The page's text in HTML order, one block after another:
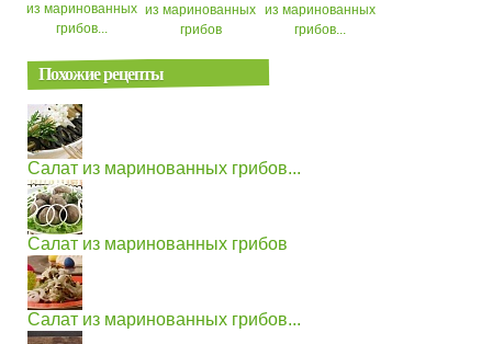
из маринованных
грибов...
из маринованных
грибов
из маринованных
грибов...
Похожие рецепты
Салат из маринованных грибов...
Салат из маринованных грибов
Салат из маринованных грибов...